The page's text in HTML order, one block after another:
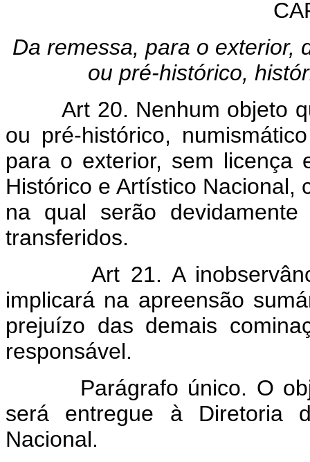
Da remessa, para o exterior,
ou pré-histórico,
Art 20. Nenhum objeto
ou pré-histórico,
para o exterior, sem licença
Histórico e Artístico Nacional,
na qual serão
transferidos.
Art 21. A
implicará na apreensão
prejuízo das demais
responsável.
Parágrafo único. O
será entregue à Diretoria
Nacional.